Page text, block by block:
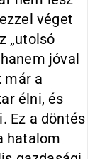
véget
„utolsó
jóval
már a
élni, és
Ez a döntés
hatalom